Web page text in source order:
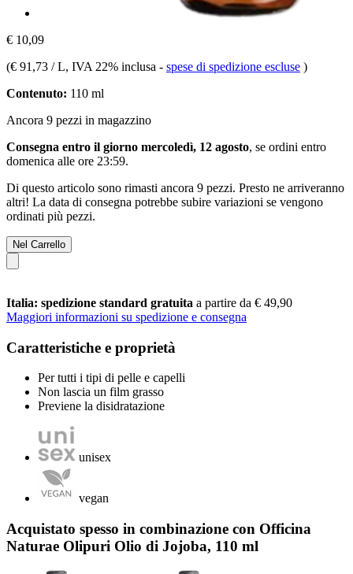
€ 10,09
(€ 91,73 / L, IVA 22% inclusa - spese di spedizione escluse )
Contenuto: 110 ml
Ancora 9 pezzi in magazzino
Consegna entro il giorno mercoledì, 12 agosto, se ordini entro
domenica alle ore 23:59.
Di questo articolo sono rimasti ancora 9 pezzi. Presto ne arriveranno
altri! La data di consegna potrebbe subire variazioni se vengono
ordinati più pezzi.
Nel Carrello
Italia: spedizione standard gratuita a partire da € 49,90
Maggiori informazioni su spedizione e consegna
Caratteristiche e proprietà
Per tutti i tipi di pelle e capelli
Non lascia un film grasso
Previene la disidratazione
unisex
vegan
Acquistato spesso in combinazione con Officina
Naturae Olipuri Olio di Jojoba, 110 ml